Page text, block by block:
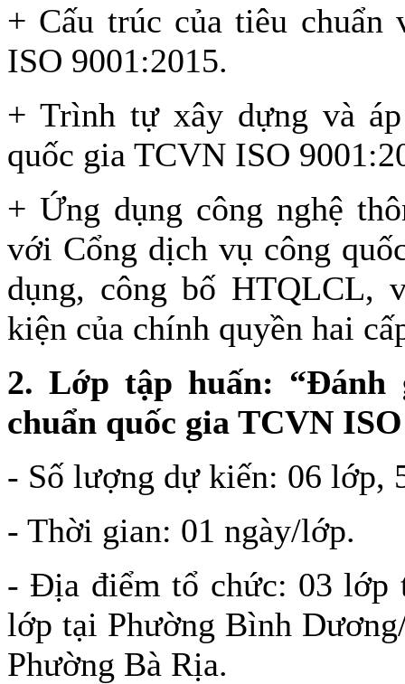
+ Cấu trúc của tiêu chuẩn
ISO 9001:2015.
+ Trình tự xây dựng và
quốc gia TCVN ISO
+ Ứng dụng công nghệ
với Cổng dịch vụ công
dụng, công bố HTQLCL,
kiện của chính quyền hai
2. Lớp tập huấn: “Đánh
chuẩn quốc gia TCVN
- Số lượng dự kiến: 06 lớp,
- Thời gian: 01 ngày/lớp.
- Địa điểm tổ chức: 03 lớp
lớp tại Phường Bình
Phường Bà Rịa.